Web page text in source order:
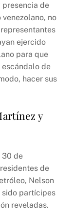
de
no
ejercido
para que
de
hacer sus
y
30 de
de
Nelson
sido partícipes
reveladas.